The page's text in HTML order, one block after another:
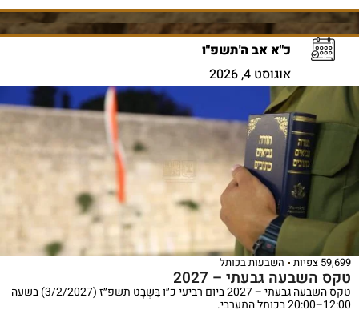
כ"א אב ה'תשפ"ו
אוגוסט 4, 2026
59,699 צפיות השבעות בכותל
טקס השבעה גבעתי – 2027
טקס השבעה גבעתי – 2027 ביום רביעי כ״ו בִּשְׁבָט תשפ״ז (3/2/2027) בשעה
12:00–20:00 בכותל המערבי.